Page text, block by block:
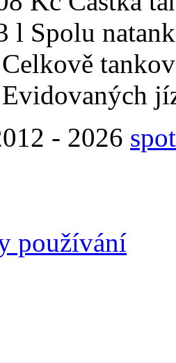
l Spolu
Celkově
Evidovaných
- 2026
používání